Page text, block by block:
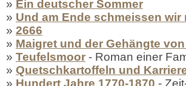
» Ein deutscher Sommer
» Und am Ende schmeissen wir
» 2666
» Maigret und der Gehängte
» Teufelsmoor - Roman einer
» Quetschkartoffeln und
» Hundert Jahre 1770-1870 -